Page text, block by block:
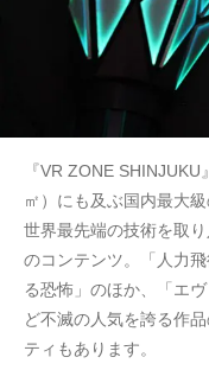
『VR ZONE
㎡）にも及ぶ国内最大
世界最先端の技術を取
のコンテンツ。「人力
る恐怖」のほか、「エ
ど不滅の人気を誇る作
ティもあります。